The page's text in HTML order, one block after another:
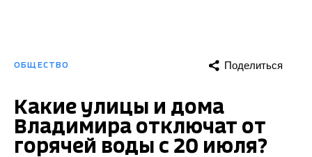
ОБЩЕСТВО Поделиться
Какие улицы и дома
Владимира отключат от
горячей воды с 20 июля?